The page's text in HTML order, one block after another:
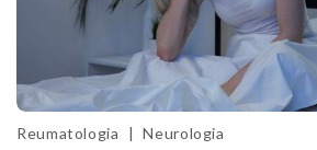
Reumatologia | Neurologia